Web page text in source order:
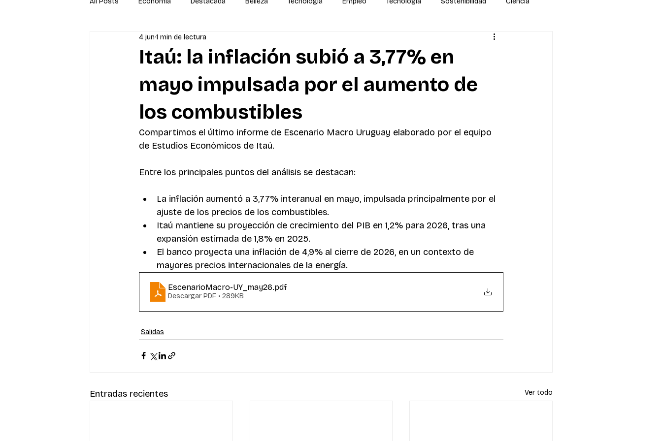
Newsletter Economía
Itaú: la inflación subió a 3,77% en
mayo impulsada por el aumento de
los combustibles
4 jun 1 min de lectura
Compartimos el último informe de Escenario Macro Uruguay elaborado por el equipo
de Estudios Económicos de Itaú.
Entre los principales puntos del análisis se destacan:
La inflación aumentó a 3,77% interanual en mayo, impulsada principalmente por el
ajuste de los precios de los combustibles.
Itaú mantiene su proyección de crecimiento del PIB en 1,2% para 2026, tras una
expansión estimada de 1,8% en 2025.
El banco proyecta una inflación de 4,9% al cierre de 2026, en un contexto de
mayores precios internacionales de la energía.
EscenarioMacro-UY_may26.pdf
Descargar PDF • 289KB
Salidas
Entradas recientes Ver todo